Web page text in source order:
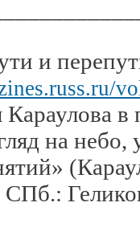
и
на